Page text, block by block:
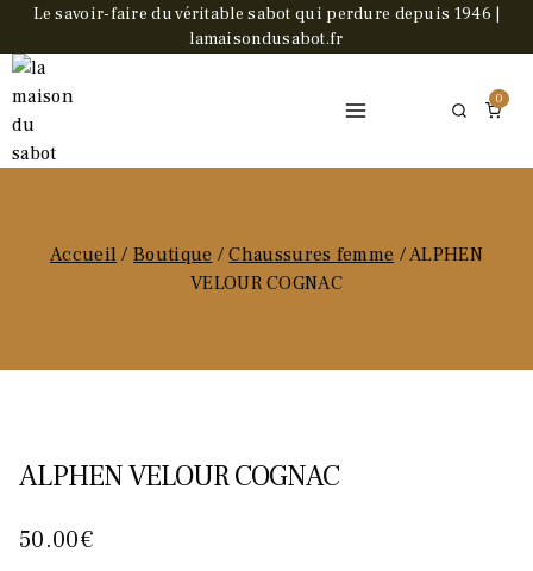
Skip
content
Le savoir-faire du véritable sabot qui perdure depuis 1946 |
lamaisondusabot.fr
0
Accueil / Boutique / Chaussures femme /ALPHEN
VELOUR COGNAC
ALPHEN VELOUR COGNAC
50.00€